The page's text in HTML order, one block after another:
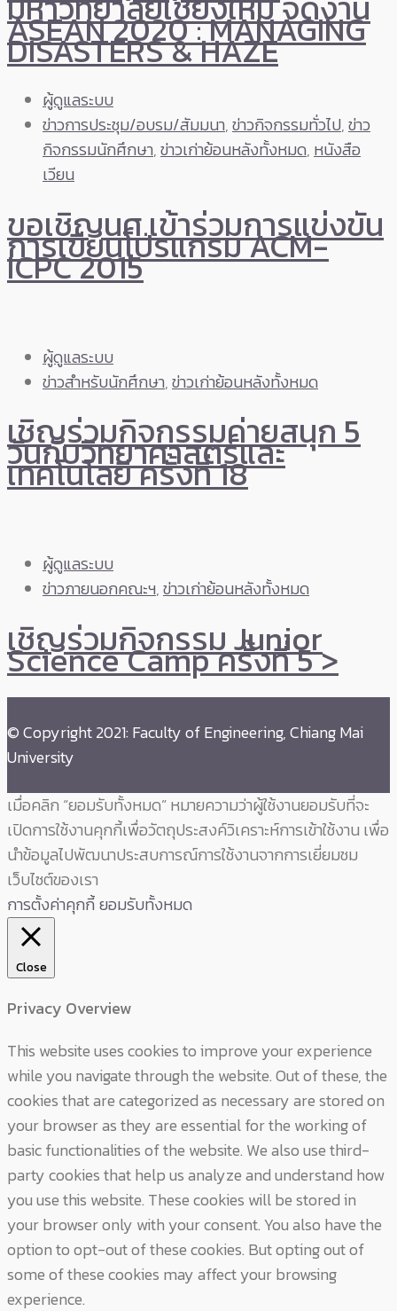
ASEAN 2020 : MANAGING
DISASTERS & HAZE
ผู้ดูแลระบบ
ข่าวการประชุม/อบรม/สัมมนา,ข่าวกิจกรรมทั่วไป,ข่าว
กิจกรรมนักศึกษา,ข่าวเก่าย้อนหลังทั้งหมด, หนังสือ
เวียน
ขอเชิญนศ.เข้าร่วมการแข่งขัน
การเขียนโปรแกรม ACM-
ICPC 2015
ผู้ดูแลระบบ
ข่าวสำหรับนักศึกษา,ข่าวเก่าย้อนหลังทั้งหมด
เชิญร่วมกิจกรรมค่ายสนุก 5
วันกับวิทยาศาสตร์และ
เทคโนโลยี ครั้งที่ 18
ผู้ดูแลระบบ
ข่าวภายนอกคณะฯ,ข่าวเก่าย้อนหลังทั้งหมด
เชิญร่วมกิจกรรม Junior
Science Camp ครั้งที่ 5 >
© Copyright 2021: Faculty of Engineering, Chiang Mai
University
เมื่อคลิก “ยอมรับทั้งหมด” หมายความว่าผู้ใช้งานยอมรับที่จะ
เปิดการใช้งานคุกกี้เพื่อวัตถุประสงค์วิเคราะห์การเข้าใช้งาน เพื่อ
นำข้อมูลไปพัฒนาประสบการณ์การใช้งานจากการเยี่ยมชม
เว็บไซต์ของเรา
การตั้งค่าคุกกี้ยอมรับทั้งหมด
Close
Privacy Overview
This website uses cookies to improve your experience
while you navigate through the website. Out of these, the
cookies that are categorized as necessary are stored on
your browser as they are essential for the working of
basic functionalities of the website. We also use third-
party cookies that help us analyze and understand how
you use this website. These cookies will be stored in
your browser only with your consent. You also have the
option to opt-out of these cookies. But opting out of
some of these cookies may affect your browsing
experience.